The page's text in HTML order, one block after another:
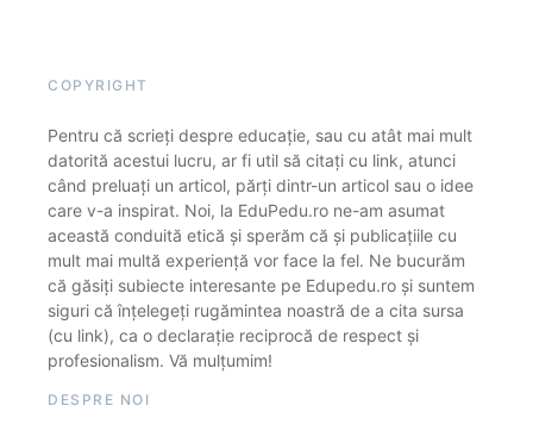
COPYRIGHT
Pentru că scrieți despre educație, sau cu atât mai mult
datorită acestui lucru, ar fi util să citați cu link, atunci
când preluați un articol, părți dintr-un articol sau o idee
care v-a inspirat. Noi, la EduPedu.ro ne-am asumat
această conduită etică și sperăm că și publicațiile cu
mult mai multă experiență vor face la fel. Ne bucurăm
că găsiți subiecte interesante pe Edupedu.ro și suntem
siguri că înțelegeți rugămintea noastră de a cita sursa
(cu link), ca o declarație reciprocă de respect și
profesionalism. Vă mulțumim!
DESPRE NOI